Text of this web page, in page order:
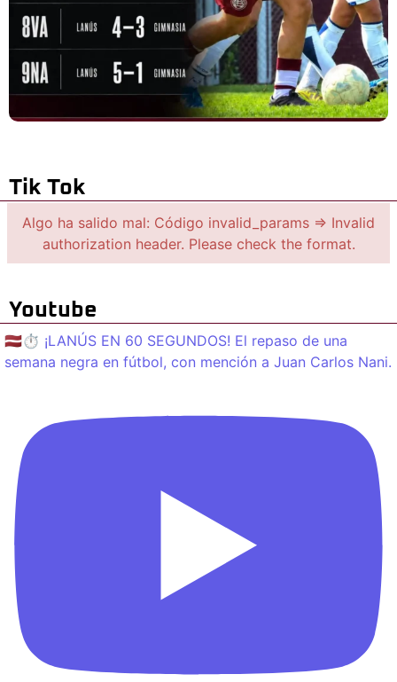
Tik Tok
Algo ha salido mal: Código invalid_params => Invalid
authorization header. Please check the format.
Youtube
🇱🇻⏱️ ¡LANÚS EN 60 SEGUNDOS! El repaso de una
semana negra en fútbol, con mención a Juan Carlos Nani.